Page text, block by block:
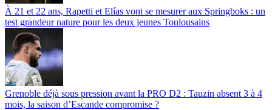
À 21 et 22 ans, Rapetti et Elías vont se mesurer aux Springboks : un
test grandeur nature pour les deux jeunes Toulousains
Grenoble déjà sous pression avant la PRO D2 : Tauzin absent 3 à 4
mois, la saison d’Escande compromise ?